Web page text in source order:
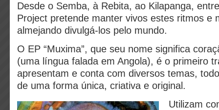
Desde o Semba, à Rebita, ao Kilapanga,
Project pretende manter vivos estes ritmos e
almejando divulgá-los pelo mundo.
O EP “Muxima”, que seu nome significa
(uma língua falada em Angola), é o primeiro
apresentam e conta com diversos temas,
de uma forma única, criativa e original.
Utilizam